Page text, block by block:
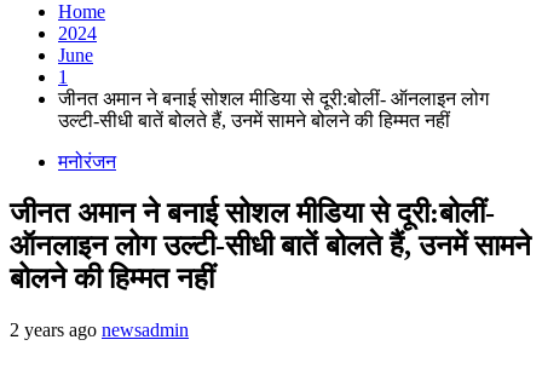
Home
2024
June
1
जीनत अमान ने बनाई सोशल मीडिया से दूरी:बोलीं- ऑनलाइन लोग
उल्टी-सीधी बातें बोलते हैं, उनमें सामने बोलने की हिम्मत नहीं
मनोरंजन
जीनत अमान ने बनाई सोशल मीडिया से दूरी:बोलीं-
ऑनलाइन लोग उल्टी-सीधी बातें बोलते हैं, उनमें सामने
बोलने की हिम्मत नहीं
2 years ago newsadmin